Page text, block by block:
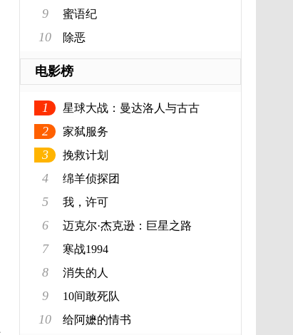
9 蜜语纪
10 除恶
电影榜
1 星球大战：曼达洛人与古古
2 家弑服务
3 挽救计划
4 绵羊侦探团
5 我，许可
6 迈克尔·杰克逊：巨星之路
7 寒战1994
8 消失的人
9 10间敢死队
10 给阿嬷的情书